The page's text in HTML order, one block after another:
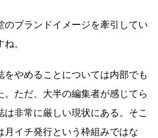
のブランドイメージを牽引してい
。
をやめることについては内部でも
。ただ、大半の編集者が感じてら
は非常に厳しい現状にある。そこ
月イチ発行という枠組みではな